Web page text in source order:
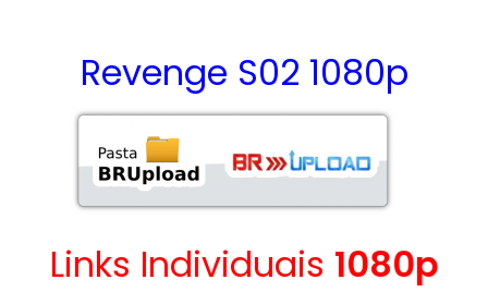
Revenge S02 1080p
Links Individuais 1080p